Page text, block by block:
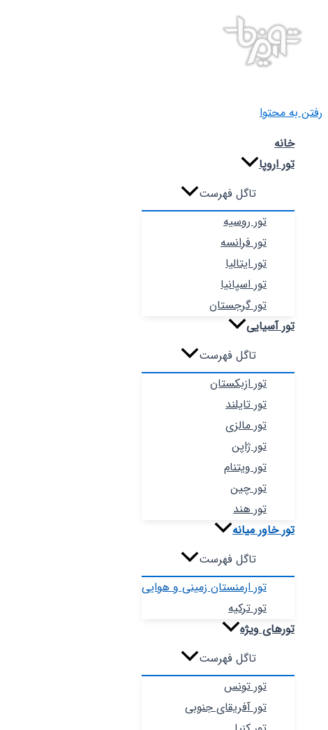
رفتن به محتوا
خانه
تور اروپا
تاگل فهرست
تور روسیه
تور فرانسه
تور ایتالیا
تور اسپانیا
تور گرجستان
تور آسیایی
تاگل فهرست
تور ازبکستان
تور تایلند
تور مالزی
تور ژاپن
تور ویتنام
تور چین
تور هند
تور خاور میانه
تاگل فهرست
تور ارمنستان زمینی و هوایی
تور ترکیه
تورهای ویژه
تاگل فهرست
تور تونس
تور آفریقای جنوبی